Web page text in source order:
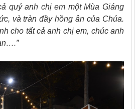
quý anh chị em một Mùa Giáng
và tràn đầy hồng ân của Chúa.
cho tất cả anh chị em, chúc anh